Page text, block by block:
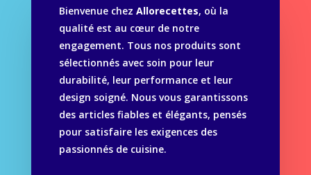
Bienvenue chez Allorecettes, où la
qualité est au cœur de notre
engagement. Tous nos produits sont
sélectionnés avec soin pour leur
durabilité, leur performance et leur
design soigné. Nous vous garantissons
des articles fiables et élégants, pensés
pour satisfaire les exigences des
passionnés de cuisine.